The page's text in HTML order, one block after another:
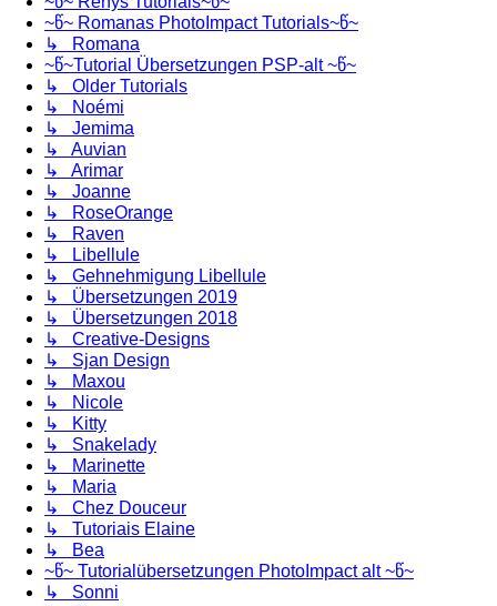
~წ~ Romanas PhotoImpact Tutorials~წ~
↳ Romana
~წ~Tutorial Übersetzungen PSP-alt ~წ~
↳ Older Tutorials
↳ Noémi
↳ Jemima
↳ Auvian
↳ Arimar
↳ Joanne
↳ RoseOrange
↳ Raven
↳ Libellule
↳ Gehnehmigung Libellule
↳ Übersetzungen 2019
↳ Übersetzungen 2018
↳ Creative-Designs
↳ Sjan Design
↳ Maxou
↳ Nicole
↳ Kitty
↳ Snakelady
↳ Marinette
↳ Maria
↳ Chez Douceur
↳ Tutoriais Elaine
↳ Bea
~წ~ Tutorialübersetzungen PhotoImpact alt ~წ~
↳ Sonni